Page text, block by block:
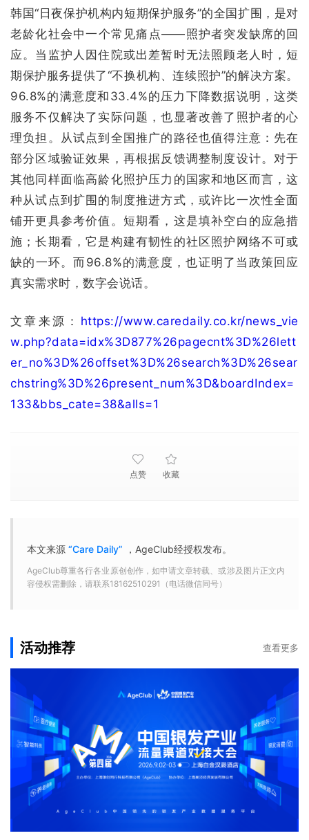
韩国“日夜保护机构内短期保护服务”的全国扩围，是对
老龄化社会中一个常见痛点——照护者突发缺席的回
应。当监护人因住院或出差暂时无法照顾老人时，短
期保护服务提供了“不换机构、连续照护”的解决方案。
96.8%的满意度和33.4%的压力下降数据说明，这类
服务不仅解决了实际问题，也显著改善了照护者的心
理负担。从试点到全国推广的路径也值得注意：先在
部分区域验证效果，再根据反馈调整制度设计。对于
其他同样面临高龄化照护压力的国家和地区而言，这
种从试点到扩围的制度推进方式，或许比一次性全面
铺开更具参考价值。短期看，这是填补空白的应急措
施；长期看，它是构建有韧性的社区照护网络不可或
缺的一环。而96.8%的满意度，也证明了当政策回应
真实需求时，数字会说话。
文章来源： https://www.caredaily.co.kr/news_vie
w.php?data=idx%3D877%26pagecnt%3D%26lett
er_no%3D%26offset%3D%26search%3D%26sear
chstring%3D%26present_num%3D&boardIndex=
133&bbs_cate=38&alls=1
点赞 收藏
本文来源 “Care Daily” ，AgeClub经授权发布。
AgeClub尊重各行各业原创创作，如申请文章转载、或涉及图片正文内
容侵权需删除，请联系18162510291（电话微信同号）
活动推荐 查看更多